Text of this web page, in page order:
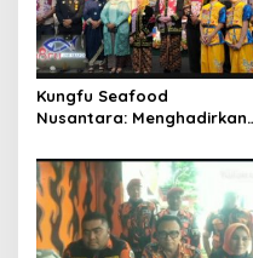
dilakukan Polisi ?
Kungfu Seafood
Nusantara: Menghadirkan
Indonesia dan Sajikan Cita
Rasa Laut Nusantara di
BEKASi